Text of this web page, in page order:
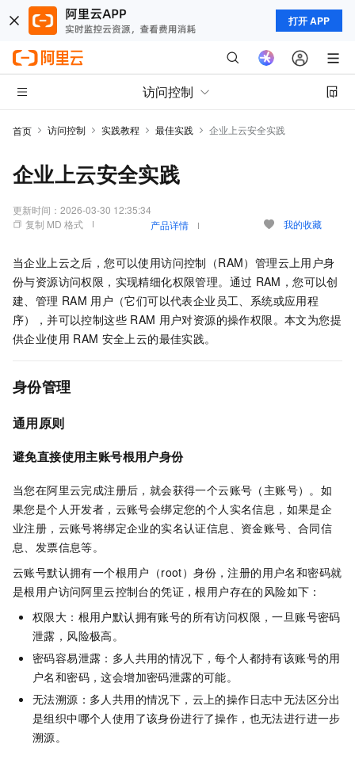
打开 APP
访问控制
首页 访问控制 实践教程 最佳实践 企业上云安全实践
企业上云安全实践
更新时间： 2026-03-30 12:35:34
复制 MD 格式
产品详情 我的收藏
当企业上云之后，您可以使用访问控制（RAM）管理云上用户身
份与资源访问权限，实现精细化权限管理。通过 RAM，您可以创
建、管理 RAM 用户（它们可以代表企业员工、系统或应用程
序），并可以控制这些 RAM 用户对资源的操作权限。本文为您提
供企业使用 RAM 安全上云的最佳实践。
身份管理
通用原则
避免直接使用主账号根用户身份
当您在阿里云完成注册后，就会获得一个云账号（主账号）。如
果您是个人开发者，云账号会绑定您的个人实名信息，如果是企
业注册，云账号将绑定企业的实名认证信息、资金账号、合同信
息、发票信息等。
云账号默认拥有一个根用户（root）身份，注册的用户名和密码就
是根用户访问阿里云控制台的凭证，根用户存在的风险如下：
权限大：根用户默认拥有账号的所有访问权限，一旦账号密码
泄露，风险极高。
密码容易泄露：多人共用的情况下，每个人都持有该账号的用
户名和密码，这会增加密码泄露的可能。
无法溯源：多人共用的情况下，云上的操作日志中无法区分出
是组织中哪个人使用了该身份进行了操作，也无法进行进一步
溯源。